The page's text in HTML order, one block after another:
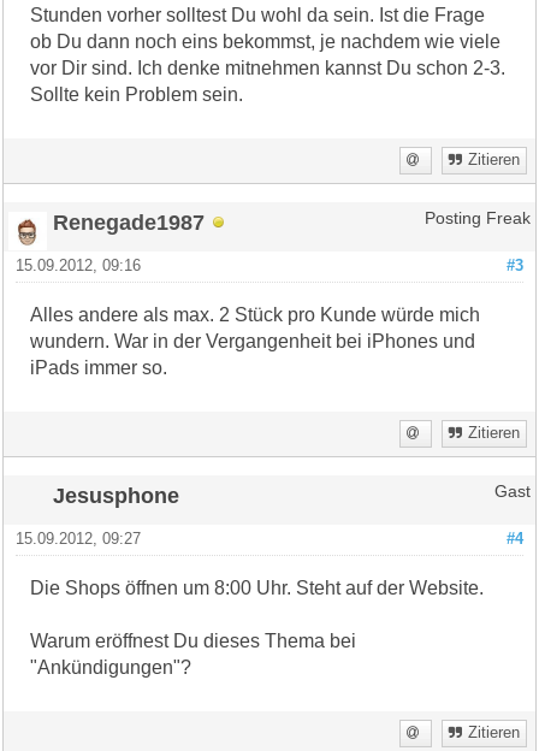
Stunden vorher solltest Du wohl da sein. Ist die Frage
ob Du dann noch eins bekommst, je nachdem wie viele
vor Dir sind. Ich denke mitnehmen kannst Du schon 2-3.
Sollte kein Problem sein.
Zitieren
Renegade1987 Posting Freak
#3
15.09.2012, 09:16
Alles andere als max. 2 Stück pro Kunde würde mich
wundern. War in der Vergangenheit bei iPhones und
iPads immer so.
Zitieren
Jesusphone Gast
#4
15.09.2012, 09:27
Die Shops öffnen um 8:00 Uhr. Steht auf der Website.
Warum eröffnest Du dieses Thema bei
"Ankündigungen"?
Zitieren